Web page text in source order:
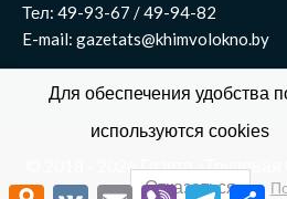
Тел: 49-93-67 / 49-94-82
E-mail: gazetats@khimvolokno.by
© 2018 - 2026 Газета «Трудовая
AF
Odnoklassniki
VK EmailViber
Для обеспечения удобства
используются cookies
Отказаться